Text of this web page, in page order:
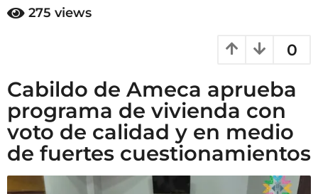
o
o
275 views
0
Cabildo de Ameca aprueba
programa de vivienda con
voto de calidad y en medio
de fuertes cuestionamientos